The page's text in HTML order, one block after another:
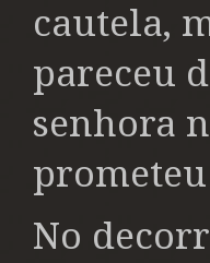
cautela,
pareceu
senhora
No